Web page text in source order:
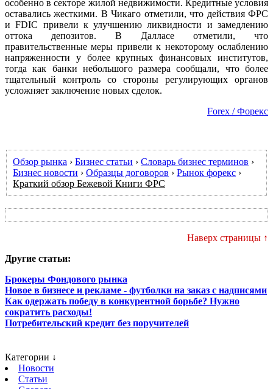
особенно в секторе жилой недвижимости. Кредитные условия
оставались жесткими. В Чикаго отметили, что действия ФРС
и FDIC привели к улучшению ликвидности и замедлению
оттока депозитов. В Далласе отметили, что
правительственные меры привели к некоторому ослаблению
напряженности у более крупных финансовых институтов,
тогда как банки небольшого размера сообщали, что более
тщательный контроль со стороны регулирующих органов
усложняет заключение новых сделок.
Forex / Форекс
Обзор рынка › Бизнес статьи › Словарь бизнес терминов ›
Бизнес новости › Образцы договоров › Рынок форекс ›
Краткий обзор Бежевой Книги ФРС
Наверх страницы ↑
Другие статьи:
Брокеры Фондового рынка
Новое в бизнесе и рекламе - футболки на заказ с надписями
Как одержать победу в конкурентной борьбе? Нужно
сократить расходы!
Потребительский кредит без поручителей
Категории ↓
Новости
Статьи